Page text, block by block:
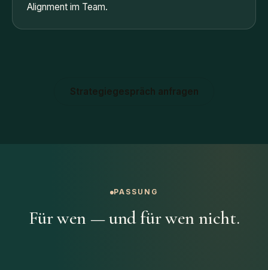
Alignment im Team.
Strategiegespräch anfragen
PASSUNG
Für wen — und für wen nicht.